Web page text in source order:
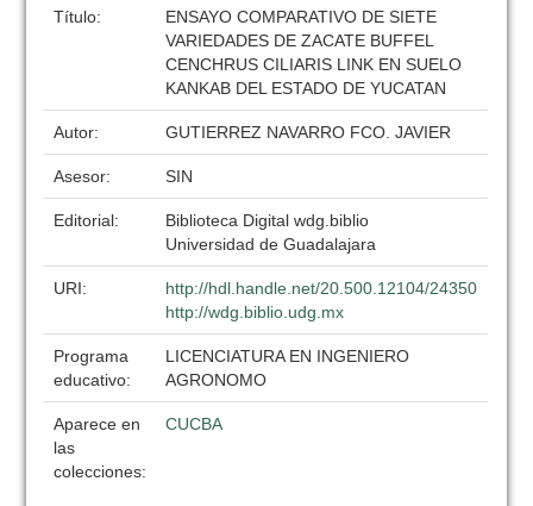
Título:
ENSAYO COMPARATIVO DE SIETE
VARIEDADES DE ZACATE BUFFEL
CENCHRUS CILIARIS LINK EN SUELO
KANKAB DEL ESTADO DE YUCATAN
Autor: GUTIERREZ NAVARRO FCO. JAVIER
Asesor: SIN
Editorial:
Biblioteca Digital wdg.biblio
Universidad de Guadalajara
URI:
http://hdl.handle.net/20.500.12104/24350
http://wdg.biblio.udg.mx
Programa
educativo:
LICENCIATURA EN INGENIERO
AGRONOMO
Aparece en
las
colecciones:
CUCBA